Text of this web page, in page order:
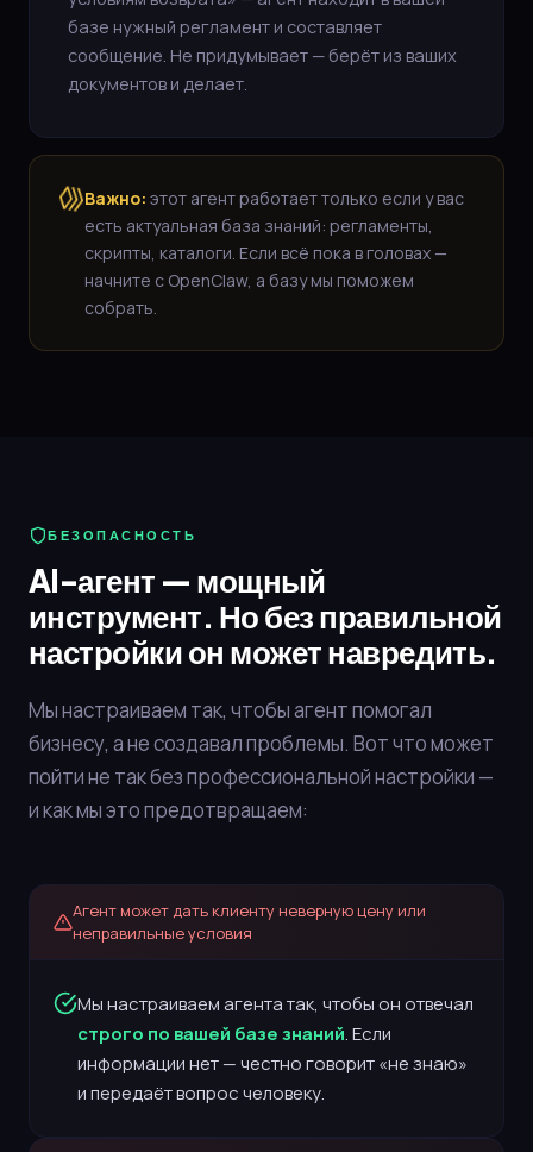
базе нужный регламент и составляет
сообщение. Не придумывает — берёт из ваших
документов и делает.
Важно: этот агент работает только если у вас
есть актуальная база знаний: регламенты,
скрипты, каталоги. Если всё пока в головах —
начните с OpenClaw, а базу мы поможем
собрать.
БЕЗОПАСНОСТЬ
AI-агент — мощный
инструмент. Но без правильной
настройки он может навредить.
Мы настраиваем так, чтобы агент помогал
бизнесу, а не создавал проблемы. Вот что может
пойти не так без профессиональной настройки —
и как мы это предотвращаем:
Агент может дать клиенту неверную цену или
неправильные условия
Мы настраиваем агента так, чтобы он отвечал
строго по вашей базе знаний. Если
информации нет — честно говорит «не знаю»
и передаёт вопрос человеку.